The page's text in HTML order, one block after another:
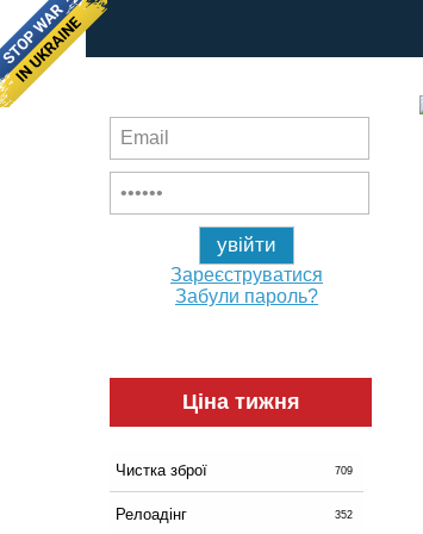
Зареєструватися
Забули пароль?
Ціна тижня
Чистка зброї 709
Релоадінг 352